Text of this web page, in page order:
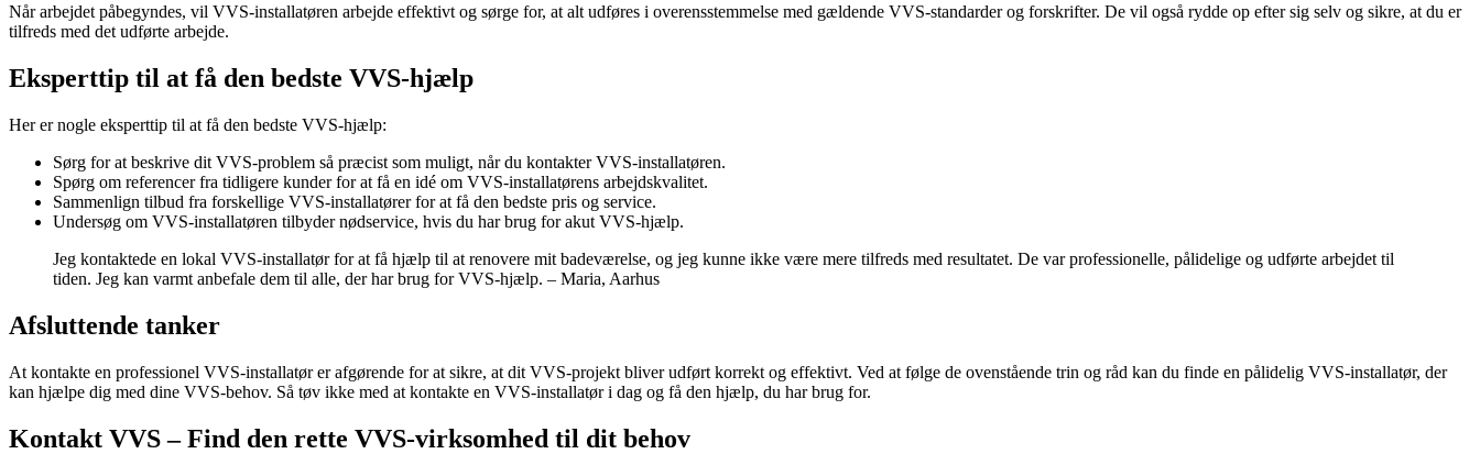
Når arbejdet påbegyndes, vil VVS-installatøren arbejde effektivt og sørge for, at alt udføres i overensstemmelse med gældende VVS-standarder og forskrifter. De vil også rydde op efter sig selv og sikre, at du er
tilfreds med det udførte arbejde.
Eksperttip til at få den bedste VVS-hjælp
Her er nogle eksperttip til at få den bedste VVS-hjælp:
Sørg for at beskrive dit VVS-problem så præcist som muligt, når du kontakter VVS-installatøren.
Spørg om referencer fra tidligere kunder for at få en idé om VVS-installatørens arbejdskvalitet.
Sammenlign tilbud fra forskellige VVS-installatører for at få den bedste pris og service.
Undersøg om VVS-installatøren tilbyder nødservice, hvis du har brug for akut VVS-hjælp.
Jeg kontaktede en lokal VVS-installatør for at få hjælp til at renovere mit badeværelse, og jeg kunne ikke være mere tilfreds med resultatet. De var professionelle, pålidelige og udførte arbejdet til
tiden. Jeg kan varmt anbefale dem til alle, der har brug for VVS-hjælp. – Maria, Aarhus
Afsluttende tanker
At kontakte en professionel VVS-installatør er afgørende for at sikre, at dit VVS-projekt bliver udført korrekt og effektivt. Ved at følge de ovenstående trin og råd kan du finde en pålidelig VVS-installatør, der
kan hjælpe dig med dine VVS-behov. Så tøv ikke med at kontakte en VVS-installatør i dag og få den hjælp, du har brug for.
Kontakt VVS – Find den rette VVS-virksomhed til dit behov